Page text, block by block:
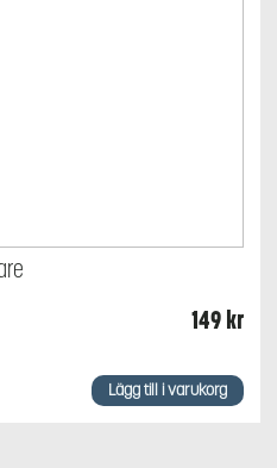
149kr
Lägg till i varukorg